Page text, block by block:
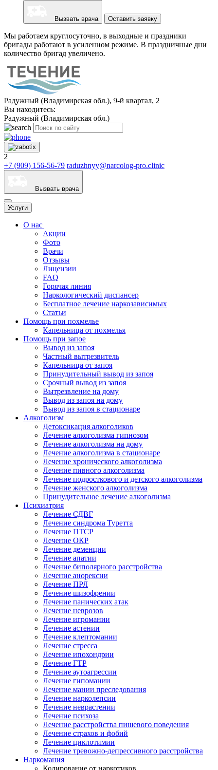
Вызвать врача Оставить заявку
Мы работаем круглосуточно, в выходные и праздники
бригады работают в усиленном режиме. В праздничные дни
количество бригад увеличено.
Радужный (Владимирская обл.), 9-й квартал, 2
Вы находитесь:
Радужный (Владимирская обл.)
2
+7 (909) 156-56-79 raduzhnyy@narcolog-pro.clinic
Вызвать врача
Услуги
О нас
Акции
Фото
Врачи
Отзывы
Лицензии
FAQ
Горячая линия
Наркологический диспансер
Бесплатное лечение наркозависимых
Статьи
Помощь при похмелье
Капельница от похмелья
Помощь при запое
Вывод из запоя
Частный вытрезвитель
Капельница от запоя
Принудительный вывод из запоя
Срочный вывод из запоя
Вытрезвление на дому
Вывод из запоя на дому
Вывод из запоя в стационаре
Алкоголизм
Детоксикация алкоголиков
Лечение алкоголизма гипнозом
Лечение алкоголизма на дому
Лечение алкоголизма в стационаре
Лечение хронического алкоголизма
Лечение пивного алкоголизма
Лечение подросткового и детского алкоголизма
Лечение женского алкоголизма
Принудительное лечение алкоголизма
Психиатрия
Лечение СДВГ
Лечение синдрома Туретта
Лечение ПТСР
Лечение ОКР
Лечение деменции
Лечение апатии
Лечение биполярного расстройства
Лечение анорексии
Лечение ПРЛ
Лечение шизофрении
Лечение панических атак
Лечение неврозов
Лечение игромании
Лечение астении
Лечение клептомании
Лечение стресса
Лечение ипохондрии
Лечение ГТР
Лечение аутоагрессии
Лечение гипомании
Лечение мании преследования
Лечение нарколепсии
Лечение неврастении
Лечение психоза
Лечение расстройства пищевого поведения
Лечение страхов и фобий
Лечение циклотимии
Лечение тревожно-депрессивного расстройства
Наркомания
Кодирование от наркотиков